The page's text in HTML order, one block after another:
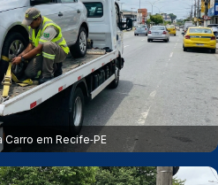
Carro em Recife‑PE